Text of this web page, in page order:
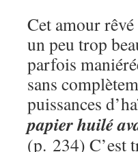
Cet amour
un peu trop
parfois
sans
puissances
papier huilé
(p. 234) C’est